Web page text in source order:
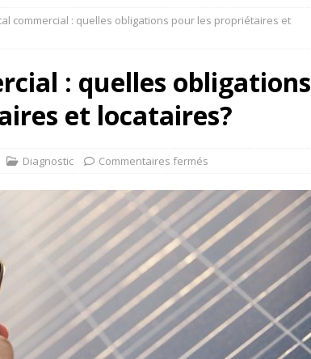
commercial : quelles obligations pour les propriétaires et
: quelles obligations
et locataires?
Diagnostic Commentaires fermés